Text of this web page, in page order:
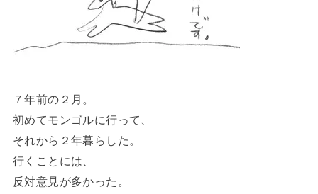
７年前の２月。
初めてモンゴルに行って、
それから２年暮らした。
行くことには、
反対意見が多かった。